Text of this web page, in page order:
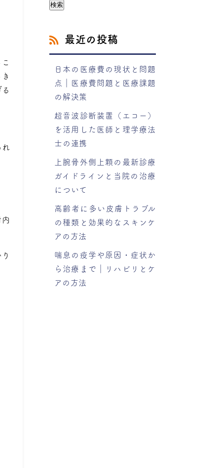
最近の投稿
日本の医療費の現状と問題
点｜医療費問題と医療課題
の解決策
超音波診断装置（エコー）
を活用した医師と理学療法
士の連携
上腕骨外側上顆の最新診療
ガイドラインと当院の治療
について
高齢者に多い皮膚トラブル
の種類と効果的なスキンケ
アの方法
喘息の疫学や原因・症状か
ら治療まで｜リハビリとケ
アの方法